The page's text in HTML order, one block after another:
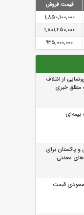
قیمت فروش
1,850,100,000
1,801,450,000
945,000,000
از ائتلاف‌
مطلق خبری
بیمه‌ای
و پاکستان برای
معدنی
صعودی قیمت